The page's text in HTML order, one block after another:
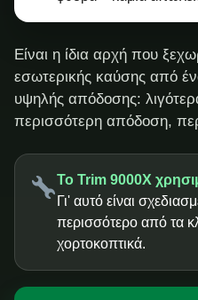
Είναι η ίδια αρχή που
εσωτερικής καύσης από
υψηλής απόδοσης:
περισσότερη απόδοση,
Το Trim 9000X
Γι' αυτό είναι
περισσότερο από τα
χορτοκοπτικά.